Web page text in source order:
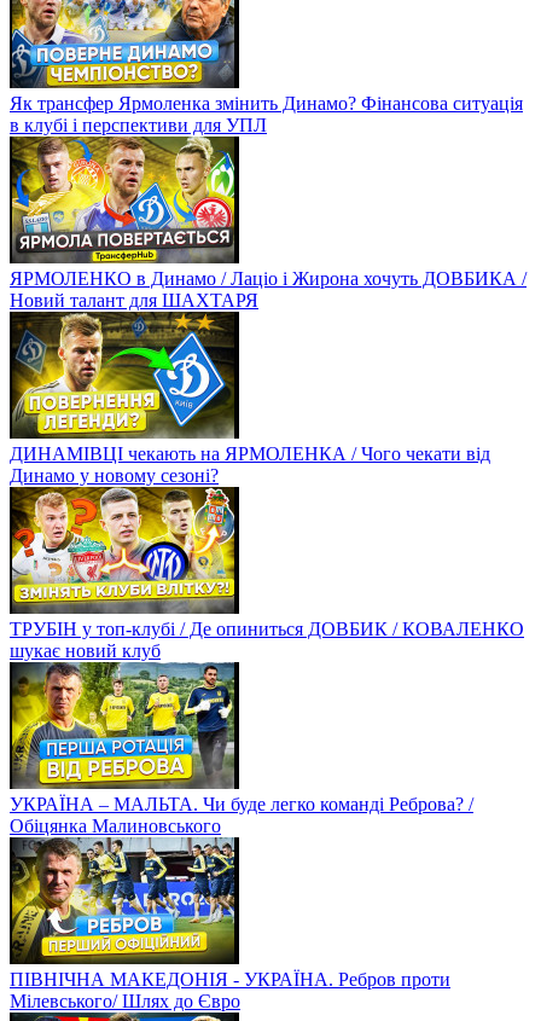
Як трансфер Ярмоленка змінить Динамо? Фінансова ситуація
в клубі і перспективи для УПЛ
ЯРМОЛЕНКО в Динамо / Лаціо і Жирона хочуть ДОВБИКА /
Новий талант для ШАХТАРЯ
ДИНАМІВЦІ чекають на ЯРМОЛЕНКА / Чого чекати від
Динамо у новому сезоні?
ТРУБІН у топ-клубі / Де опиниться ДОВБИК / КОВАЛЕНКО
шукає новий клуб
УКРАЇНА – МАЛЬТА. Чи буде легко команді Реброва? /
Обіцянка Малиновського
ПІВНІЧНА МАКЕДОНІЯ - УКРАЇНА. Ребров проти
Мілевського/ Шлях до Євро